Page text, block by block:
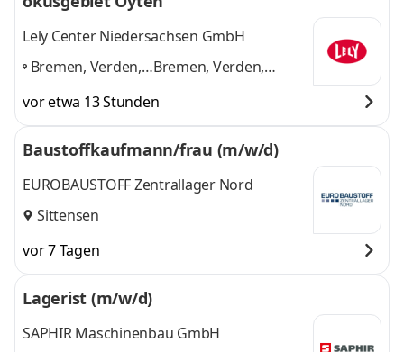
Lely Center Niedersachsen GmbH
Bremen, Verden,
Rotenburg,
Sulingen,
Bremen, Verden,
Sulingen
vor etwa 13 Stunden
Baustoffkaufmann/frau (m/w/d)
EUROBAUSTOFF Zentrallager Nord
Sittensen
vor 7 Tagen
Lagerist (m/w/d)
SAPHIR Maschinenbau GmbH